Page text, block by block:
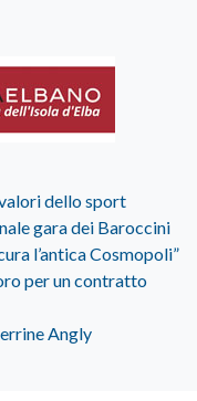
dello sport
gara dei Baroccini
l’antica Cosmopoli”
per un contratto
Angly